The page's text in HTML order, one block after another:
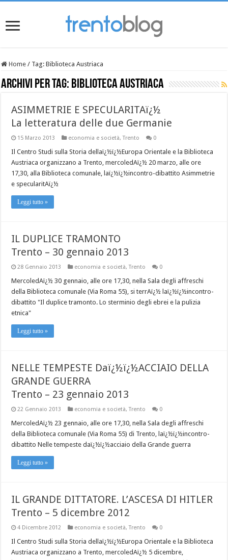
Home / Tag:Biblioteca Austriaca
Archivi per tag: Biblioteca Austriaca
ASIMMETRIE E SPECULARITAï¿½
La letteratura delle due Germanie
15 Marzo 2013 economia e società,Trento 0
Il Centro Studi sulla Storia dellaï¿½ï¿½Europa Orientale e la Biblioteca
Austriaca organizzano a Trento, mercoledAï¿½ 20 marzo, alle ore
17,30, alla Biblioteca comunale, laï¿½ï¿½incontro-dibattito Asimmetrie
e specularitAï¿½
Leggi tutto »
IL DUPLICE TRAMONTO
Trento – 30 gennaio 2013
28 Gennaio 2013 economia e società,Trento 0
MercoledAï¿½ 30 gennaio, alle ore 17,30, nella Sala degli affreschi
della Biblioteca comunale (Via Roma 55), si terrAï¿½ laï¿½ï¿½incontro-
dibattito "Il duplice tramonto. Lo sterminio degli ebrei e la pulizia
etnica"
Leggi tutto »
NELLE TEMPESTE Daï¿½ï¿½ACCIAIO DELLA
GRANDE GUERRA
Trento – 23 gennaio 2013
22 Gennaio 2013 economia e società,Trento 0
MercoledAï¿½ 23 gennaio, alle ore 17,30, nella Sala degli affreschi
della Biblioteca comunale (Via Roma 55) di Trento, laï¿½ï¿½incontro-
dibattito Nelle tempeste daï¿½ï¿½acciaio della Grande guerra
Leggi tutto »
IL GRANDE DITTATORE. L’ASCESA DI HITLER
Trento – 5 dicembre 2012
4 Dicembre 2012 economia e società,Trento 0
Il Centro Studi sulla Storia dellaï¿½ï¿½Europa Orientale e la Biblioteca
Austriaca organizzano a Trento, mercoledAï¿½ 5 dicembre,